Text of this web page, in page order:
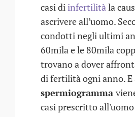
casi di infertilitàla
ascrivere all’uomo.
condotti negli ultimi
60mila e le 80mila
trovano a dover
di fertilità ogni anno. E
spermiogramma
casi prescritto